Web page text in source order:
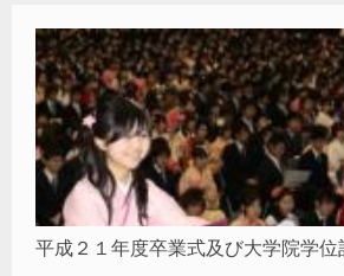
平成２１年度卒業式及び大学院学